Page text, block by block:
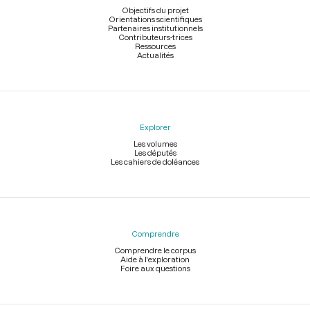
Objectifs du projet
Orientations scientifiques
Partenaires institutionnels
Contributeurs-trices
Ressources
Actualités
Explorer
Les volumes
Les députés
Les cahiers de doléances
Comprendre
Comprendre le corpus
Aide à l'exploration
Foire aux questions